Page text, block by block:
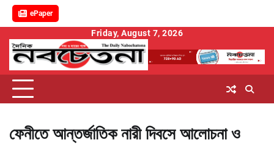
ePaper
content
Friday, August 7, 2026
ফেনীতে আন্তর্জাতিক নারী দিবসে আলোচনা ও